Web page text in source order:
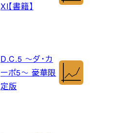
XI【書籍】
D.C.5 ～ダ・カ
ーポ5～ 豪華限
定版